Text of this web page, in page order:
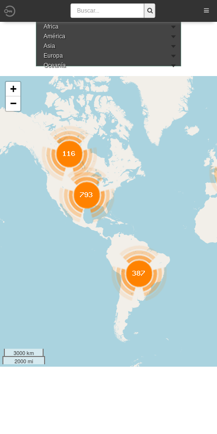
Africa
América
Asia
Europa
Oceanía
+
−
3000 km
2000 mi